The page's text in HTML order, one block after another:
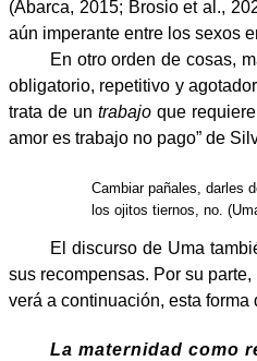
(Abarca, 2015; Brosio et al.,
aún imperante entre los sexos
En otro orden de cosas,
obligatorio, repetitivo y
trata de un trabajoque requiere
amor es trabajo no pago” de
Cambiar pañales, darles
los ojitos tiernos, no.
El discurso de Uma
sus recompensas. Por su
verá a continuación, esta
La maternidad como